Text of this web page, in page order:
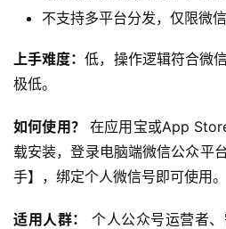
不支持多平台分发，仅限微
上手难度：低，操作逻辑符合微
极低。
如何使用？
在应用宝或App
载安装，登录电脑端微信公众平
手】，绑定个人微信号即可使用。
适用人群：
个人公众号运营者